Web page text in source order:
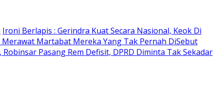
Ironi Berlapis : Gerindra Kuat Secara Nasional, Keok Di
Martabat Mereka Yang Tak Pernah DiSebut
Pasang Rem Defisit, DPRD Diminta Tak Sekadar